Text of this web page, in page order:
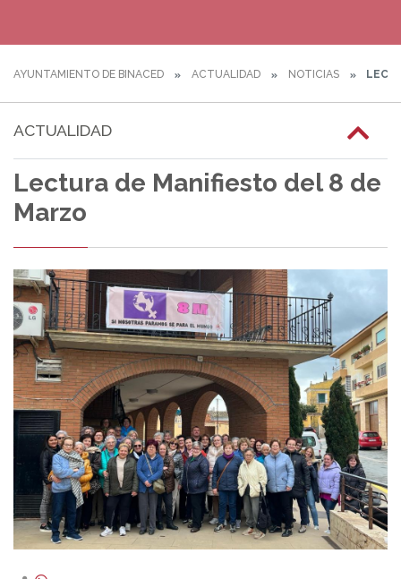
AYUNTAMIENTO DE BINACED ACTUALIDAD NOTICIAS
ACTUALIDAD
Lectura de Manifiesto del 8 de
Marzo